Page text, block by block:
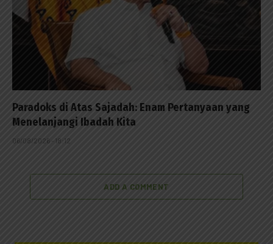
Paradoks di Atas Sajadah: Enam Pertanyaan yang
Menelanjangi Ibadah Kita
06/08/2026 - 18:12
ADD A COMMENT